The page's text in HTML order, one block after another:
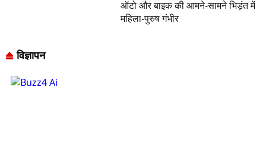
ऑटो और बाइक की आमने-सामने भिड़ंत में
महिला-पुरुष गंभीर
विज्ञापन